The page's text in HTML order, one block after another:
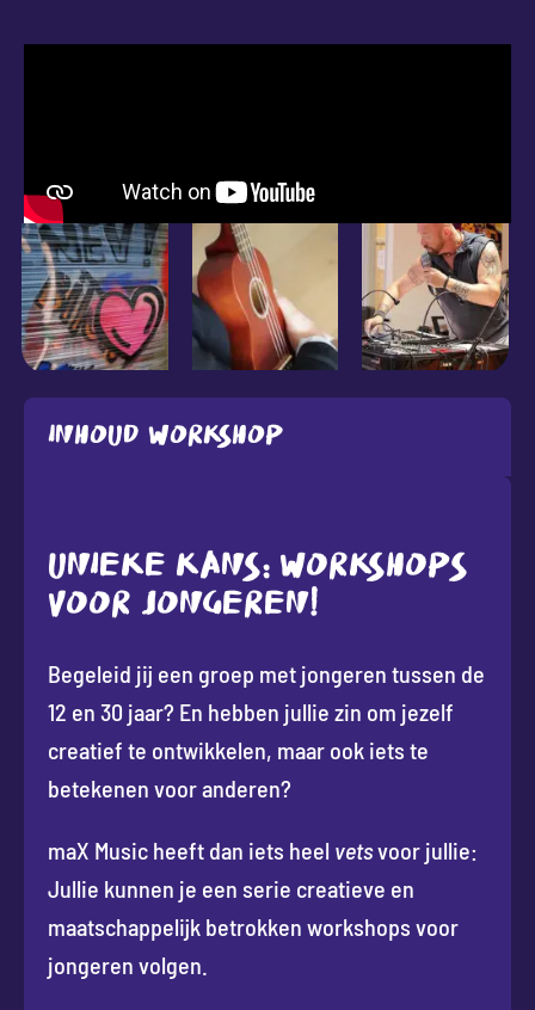
Inhoud workshop
UNIEKE KANS: WORKSHOPS
VOOR JONGEREN!
Begeleid jij een groep met jongeren tussen de
12 en 30 jaar? En hebben jullie zin om jezelf
creatief te ontwikkelen, maar ook iets te
betekenen voor anderen?
maX Music heeft dan iets heel vetsvoor jullie:
Jullie kunnen je een serie creatieve en
maatschappelijk betrokken workshops voor
jongeren volgen.